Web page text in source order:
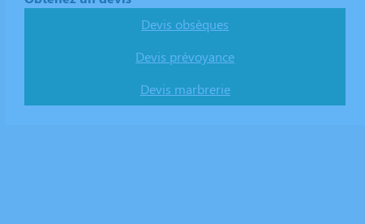
Devis obsèques
Devis prévoyance
Devis marbrerie